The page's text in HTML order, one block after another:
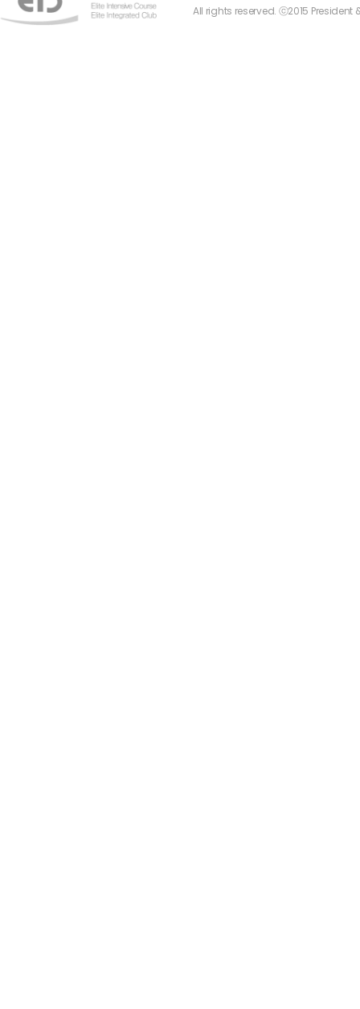
All rights reserved. ⓒ2015